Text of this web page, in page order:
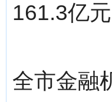
161.3亿
全市金融